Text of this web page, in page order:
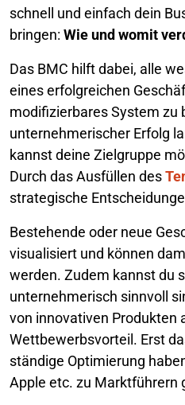
schnell und einfach dein
bringen: Wie und womit
Das BMC hilft dabei, alle
eines erfolgreichen
modifizierbares System zu
unternehmerischer Erfolg
kannst deine Zielgruppe
Durch das Ausfüllen des
strategische
Bestehende oder neue
visualisiert und können
werden. Zudem kannst du
unternehmerisch sinnvoll
von innovativen Produkten
Wettbewerbsvorteil. Erst
ständige Optimierung
Apple etc. zu Marktführern